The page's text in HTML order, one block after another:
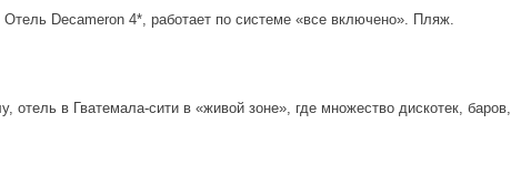
Decameron 4*, работает по системе «все включено». Пляж.
отель в Гватемала-сити в «живой зоне», где множество дискотек, баров,